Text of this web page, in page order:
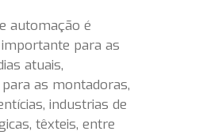
automação é
para as
atuais,
as montadoras,
industrias de
têxteis, entre